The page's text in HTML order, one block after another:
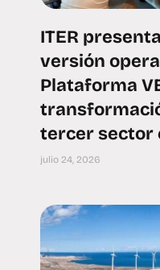
ITER
versión
Plataforma
tercer sector
julio 24, 2026